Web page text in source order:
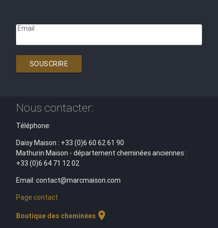
Email
SOUSCRIRE
Nous contacter:
Téléphone:
Daisy Maison : +33 (0)6 60 62 61 90
Mathurin Maison - département cheminées anciennes :
+33 (0)6 64 71 12 02
Email: contact@marcmaison.com
Page contact
Boutique des cheminées location_on